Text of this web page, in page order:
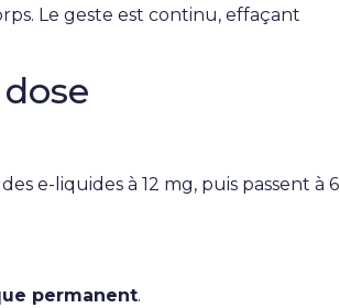
Le geste est continu, effaçant
e-liquides à 12 mg, puis passent à 6
permanent.